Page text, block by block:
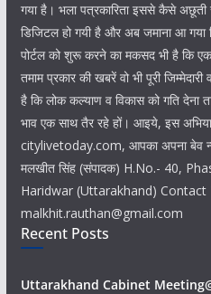
गया है। भला पत्रकारिता इससे कैसे अछूती
डिजिटल हो गयी है और अब जमाना आ
पोर्टल को शुरू करने का मकसद भी है कि
तमाम प्रकार की खबरें वो भी पूरी
है कि लोक कल्याण व विकास को गति
भाव एक साथ तैर रहे हों। आइये, इस
citylivetoday.com, आपका अपना बेव
मलखीत सिंह (संपादक) H.No.- 40,
Haridwar (Uttarakhand) Contact
malkhit.rauthan@gmail.com
Recent Posts
Uttarakhand Cabinet Meeting@